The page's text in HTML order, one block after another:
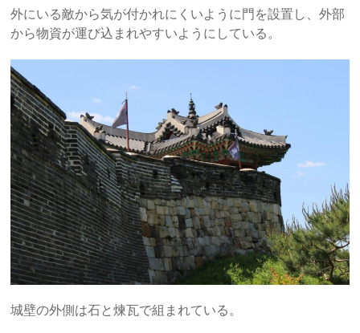
外にいる敵から気が付かれにくいように門を設置し、外部
から物資が運び込まれやすいようにしている。
城壁の外側は石と煉瓦で組まれている。